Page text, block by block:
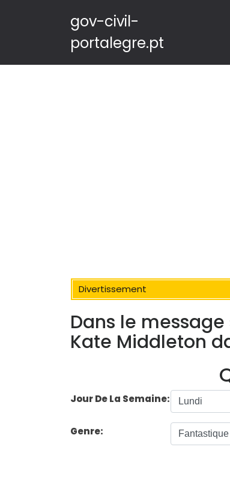
gov-civil-
portalegre.pt
Divertissement
Dans le
Kate Middleton
Jour De La Semaine:
Genre: